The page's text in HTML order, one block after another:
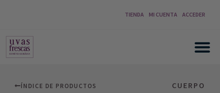
TIENDA MI CUENTA ACCEDER
ÍNDICE DE PRODUCTOS CUERPO